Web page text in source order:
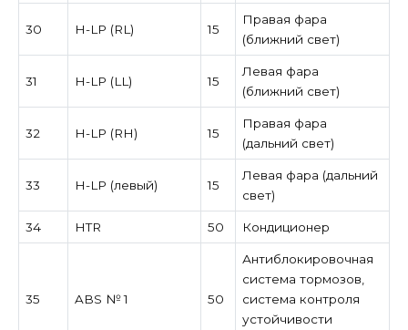
30 H-LP (RL) 15
Правая фара
(ближний свет)
31 H-LP (LL) 15
Левая фара
(ближний свет)
32 Н-LP (RH) 15
Правая фара
(дальний свет)
33 H-LP (левый) 15
Левая фара (дальний
свет)
34 HTR 50 Кондиционер
35 ABS № 1 50
Антиблокировочная
система тормозов,
система контроля
устойчивости